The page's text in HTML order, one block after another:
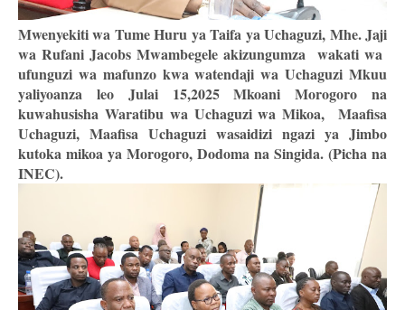
Mwenyekiti wa Tume Huru ya Taifa ya Uchaguzi, Mhe. Jaji
wa Rufani Jacobs Mwambegele akizungumza wakati wa
ufunguzi wa mafunzo kwa watendaji wa Uchaguzi Mkuu
yaliyoanza leo Julai 15,2025 Mkoani Morogoro na
kuwahusisha Waratibu wa Uchaguzi wa Mikoa, Maafisa
Uchaguzi, Maafisa Uchaguzi wasaidizi ngazi ya Jimbo
kutoka mikoa ya Morogoro, Dodoma na Singida. (Picha na
INEC).